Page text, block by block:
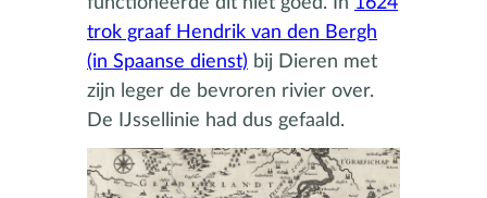
trok graaf Hendrik van den Bergh
(in Spaanse dienst) bij Dieren met
zijn leger de bevroren rivier over.
De IJssellinie had dus gefaald.